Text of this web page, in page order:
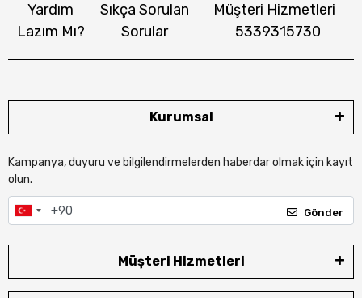
Yardım
Lazım Mı?
Sıkça Sorulan
Sorular
Müşteri Hizmetleri
5339315730
Kurumsal
Kampanya, duyuru ve bilgilendirmelerden haberdar olmak için kayıt
olun.
Gönder
Müşteri Hizmetleri